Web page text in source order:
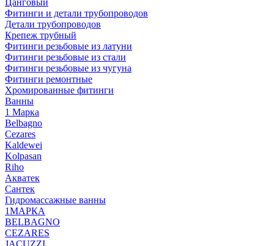
Цанговый
Фитинги и детали трубопроводов
Детали трубопроводов
Крепеж трубный
Фитинги резьбовые из латуни
Фитинги резьбовые из стали
Фитинги резьбовые из чугуна
Фитинги ремонтные
Хромированные фитинги
Ванны
1 Марка
Belbagno
Cezares
Kaldewei
Kolpasan
Riho
Акватек
Сантек
Гидромассажные ванны
1МАРКА
BELBAGNO
CEZARES
JACUZZI